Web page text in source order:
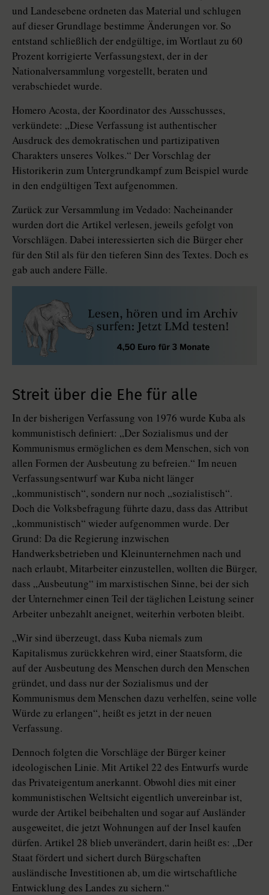
und Landesebene ordneten das Material und schlugen
auf dieser Grundlage bestimme Änderungen vor. So
entstand schließlich der endgültige, im Wortlaut zu 60
Prozent korrigierte Verfassungstext, der in der
Nationalversammlung vorgestellt, beraten und
verabschiedet wurde.
Homero Acosta, der Koordinator des Ausschusses,
verkündete: „Diese Verfassung ist authentischer
Ausdruck des demokratischen und partizipativen
Charakters unseres Volkes.“ Der Vorschlag der
Historikerin zum Untergrundkampf zum Beispiel wurde
in den endgültigen Text aufgenommen.
Zurück zur Versammlung im Vedado: Nacheinander
wurden dort die Artikel verlesen, jeweils gefolgt von
Vorschlägen. Dabei interessierten sich die Bürger eher
für den Stil als für den tieferen Sinn des Textes. Doch es
gab auch andere Fälle.
Streit über die Ehe für alle
In der bisherigen Verfassung von 1976 wurde Kuba als
kommunistisch definiert: „Der Sozialismus und der
Kommunismus ermöglichen es dem Menschen, sich von
allen Formen der Ausbeutung zu befreien.“ Im neuen
Verfassungsentwurf war Kuba nicht länger
„kommunistisch“, sondern nur noch „sozialistisch“.
Doch die Volksbefragung führte dazu, dass das Attribut
„kommunistisch“ wieder aufgenommen wurde. Der
Grund: Da die Regierung inzwischen
Handwerksbetrieben und Kleinunternehmen nach und
nach erlaubt, Mitarbeiter einzustellen, wollten die Bürger,
dass „Ausbeutung“ im marxistischen Sinne, bei der sich
der Unternehmer einen Teil der täglichen Leistung seiner
Arbeiter unbezahlt aneignet, weiterhin verboten bleibt.
„Wir sind überzeugt, dass Kuba niemals zum
Kapitalismus zurückkehren wird, einer Staatsform, die
auf der Ausbeutung des Menschen durch den Menschen
gründet, und dass nur der Sozialismus und der
Kommunismus dem Menschen dazu verhelfen, seine volle
Würde zu erlangen“, heißt es jetzt in der neuen
Verfassung.
Dennoch folgten die Vorschläge der Bürger keiner
ideologischen Linie. Mit Artikel 22 des Entwurfs wurde
das Privateigentum anerkannt. Obwohl dies mit einer
kommunistischen Weltsicht eigentlich unvereinbar ist,
wurde der Artikel beibehalten und sogar auf Ausländer
ausgeweitet, die jetzt Wohnungen auf der Insel kaufen
dürfen. Artikel 28 blieb unverändert, darin heißt es: „Der
Staat fördert und sichert durch Bürgschaften
ausländische Investitionen ab, um die wirtschaftliche
Entwicklung des Landes zu sichern.“